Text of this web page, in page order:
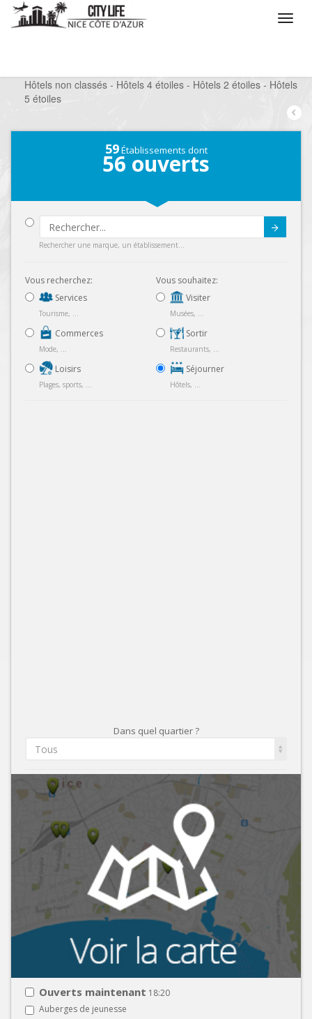
Hôtels non classés - Hôtels 4 étoiles - Hôtels 2 étoiles - Hôtels
5 étoiles
59Établissements dont
56 ouverts
Rechercher une marque, un établissement...
Vous recherchez:
Services
Tourisme, ...
Commerces
Mode, ...
Loisirs
Plages, sports, ...
Vous souhaitez:
Visiter
Musées, ...
Sortir
Restaurants, ...
Séjourner
Hôtels, ...
Dans quel quartier ?
Tous
Ouverts maintenant 18:20
Auberges de jeunesse